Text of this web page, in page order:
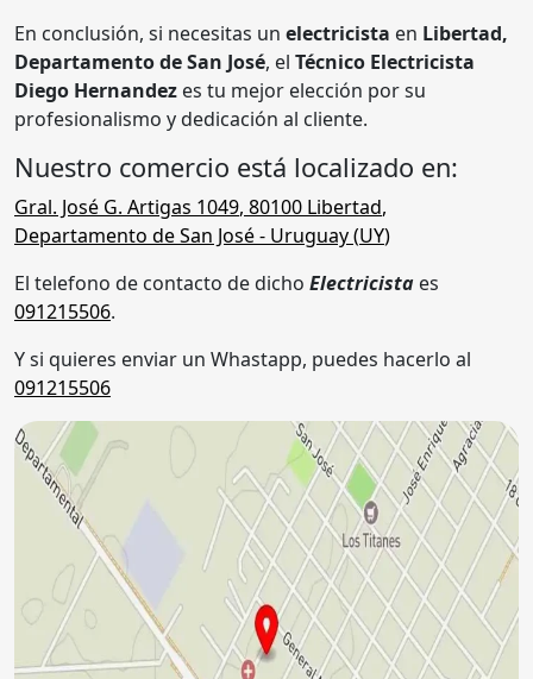
En conclusión, si necesitas un electricista en Libertad,
Departamento de San José, el Técnico Electricista
Diego Hernandez es tu mejor elección por su
profesionalismo y dedicación al cliente.
Nuestro comercio está localizado en:
Gral. José G. Artigas 1049, 80100 Libertad,
Departamento de San José- Uruguay (UY)
El telefono de contacto de dicho Electricista es
091215506.
Y si quieres enviar un Whastapp, puedes hacerlo al
091215506